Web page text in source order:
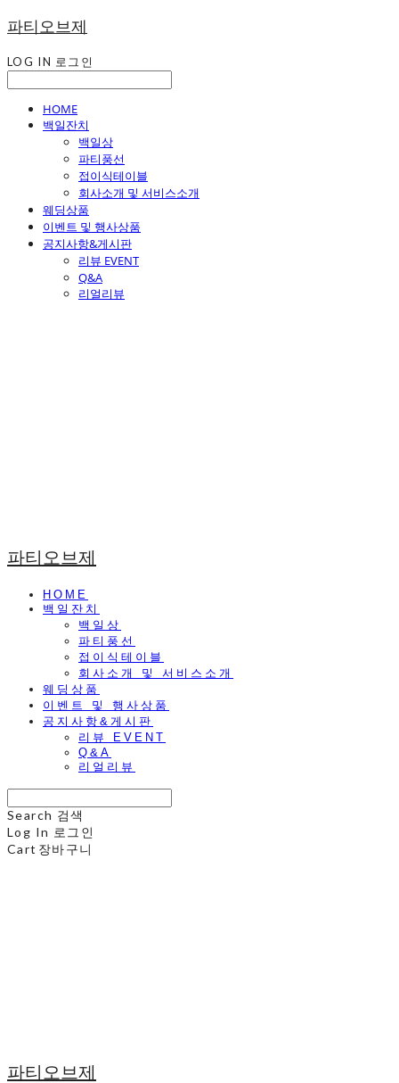
파티오브제
LOG IN 로그인
HOME
백일잔치
백일상
파티풍선
접이식테이블
회사소개 및 서비스소개
웨딩상품
이벤트 및 행사상품
공지사항&게시판
리뷰 EVENT
Q&A
리얼리뷰
파티오브제
HOME
백일잔치
백일상
파티풍선
접이식테이블
회사소개 및 서비스소개
웨딩상품
이벤트 및 행사상품
공지사항&게시판
리뷰 EVENT
Q&A
리얼리뷰
Search 검색
Log In 로그인
Cart 장바구니
파티오브제